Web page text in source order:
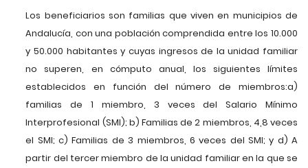
Los beneficiarios son familias que viven en municipios de
Andalucía, con una población comprendida entre los 10.000
y 50.000 habitantes y cuyas ingresos de la unidad familiar
no superen, en cómputo anual, los siguientes límites
establecidos en función del número de miembros:a)
familias de 1 miembro, 3 veces del Salario Mínimo
Interprofesional (SMI); b) Familias de 2 miembros, 4,8 veces
el SMI; c) Familias de 3 miembros, 6 veces del SMI; y d) A
partir del tercer miembro de la unidad familiar en la que se